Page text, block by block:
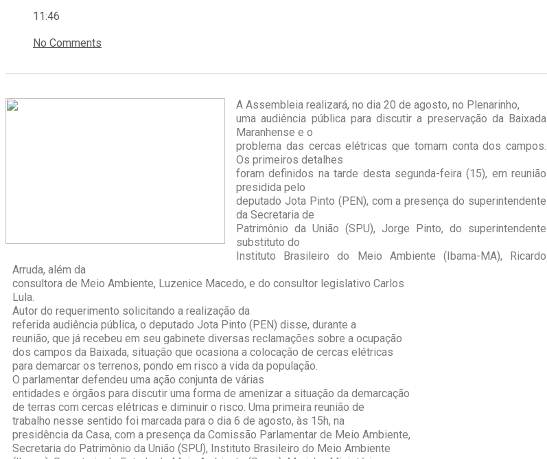
11:46
No Comments
A Assembleia realizará, no dia 20 de agosto, no Plenarinho,
uma audiência pública para discutir a preservação da Baixada
Maranhense e o
problema das cercas elétricas que tomam conta dos campos.
Os primeiros detalhes
foram definidos na tarde desta segunda-feira (15), em reunião
presidida pelo
deputado Jota Pinto (PEN), com a presença do superintendente
da Secretaria de
Patrimônio da União (SPU), Jorge Pinto, do superintendente
substituto do
Instituto Brasileiro do Meio Ambiente (Ibama-MA), Ricardo
Arruda, além da
consultora de Meio Ambiente, Luzenice Macedo, e do consultor legislativo Carlos
Lula.
Autor do requerimento solicitando a realização da
referida audiência pública, o deputado Jota Pinto (PEN) disse, durante a
reunião, que já recebeu em seu gabinete diversas reclamações sobre a ocupação
dos campos da Baixada, situação que ocasiona a colocação de cercas elétricas
para demarcar os terrenos, pondo em risco a vida da população.
O parlamentar defendeu uma ação conjunta de várias
entidades e órgãos para discutir uma forma de amenizar a situação da demarcação
de terras com cercas elétricas e diminuir o risco. Uma primeira reunião de
trabalho nesse sentido foi marcada para o dia 6 de agosto, às 15h, na
presidência da Casa, com a presença da Comissão Parlamentar de Meio Ambiente,
Secretaria do Patrimônio da União (SPU), Instituto Brasileiro do Meio Ambiente